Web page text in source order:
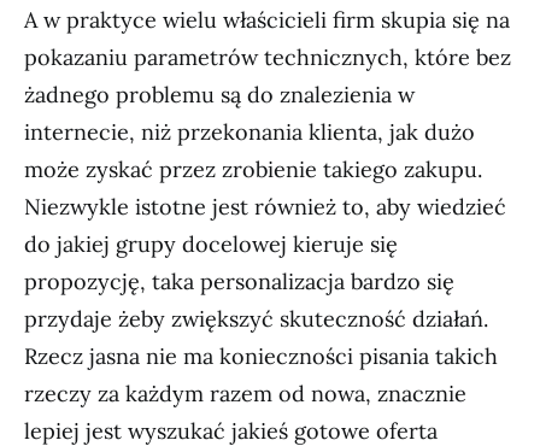
A w praktyce wielu właścicieli firm skupia się na
pokazaniu parametrów technicznych, które bez
żadnego problemu są do znalezienia w
internecie, niż przekonania klienta, jak dużo
może zyskać przez zrobienie takiego zakupu.
Niezwykle istotne jest również to, aby wiedzieć
do jakiej grupy docelowej kieruje się
propozycję, taka personalizacja bardzo się
przydaje żeby zwiększyć skuteczność działań.
Rzecz jasna nie ma konieczności pisania takich
rzeczy za każdym razem od nowa, znacznie
lepiej jest wyszukać jakieś gotowe oferta